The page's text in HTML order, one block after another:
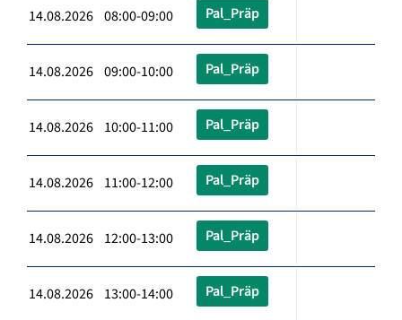
14.08.2026 08:00-09:00 Pal_Präp
14.08.2026 09:00-10:00 Pal_Präp
14.08.2026 10:00-11:00 Pal_Präp
14.08.2026 11:00-12:00 Pal_Präp
14.08.2026 12:00-13:00 Pal_Präp
14.08.2026 13:00-14:00 Pal_Präp